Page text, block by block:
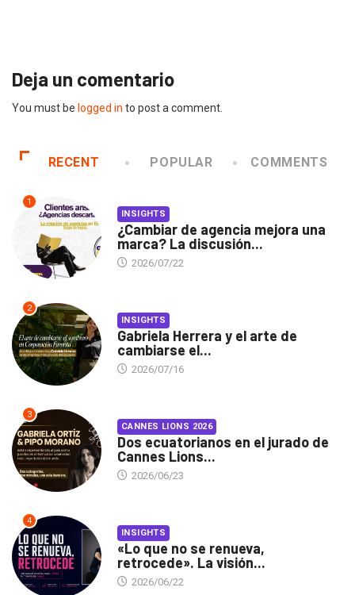
Deja un comentario
You must be logged in to post a comment.
RECENT POPULAR COMMENTS
1
INSIGHTS
¿Cambiar de agencia mejora una
marca? La discusión...
2026/07/22
2
INSIGHTS
Gabriela Herrera y el arte de
cambiarse el...
2026/07/16
3
CANNES LIONS 2026
Dos ecuatorianos en el jurado de
Cannes Lions...
2026/06/23
4
INSIGHTS
«Lo que no se renueva,
retrocede». La visión...
2026/06/22